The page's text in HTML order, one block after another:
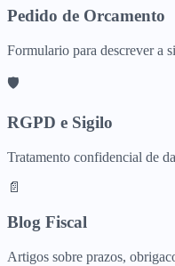
Pedido de Orcamento
Formulario para descrever a
🛡️
RGPD e Sigilo
Tratamento confidencial de
📄
Blog Fiscal
Artigos sobre prazos,